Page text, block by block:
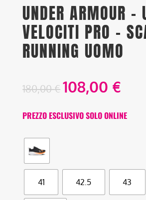
UNDER ARMOUR –
VELOCITI PRO –
RUNNING UOMO
180,00€ 108,00 €
PREZZO ESCLUSIVO SOLO ONLINE
41 42.5 43